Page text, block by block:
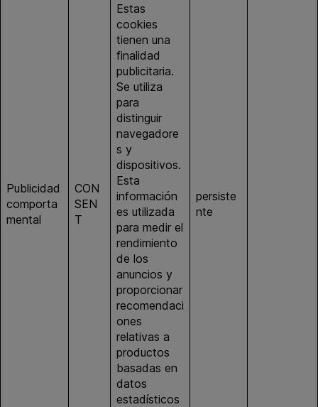
Publicidad
comporta
mental
CON
SEN
T
Estas
cookies
tienen una
finalidad
publicitaria.
Se utiliza
para
distinguir
navegadore
s y
dispositivos.
Esta
información
es utilizada
para medir el
rendimiento
de los
anuncios y
proporcionar
recomendaci
ones
relativas a
productos
basadas en
datos
estadísticos
persiste
nte